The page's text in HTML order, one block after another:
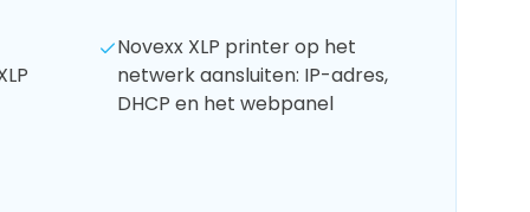
Novexx XLP printer op het
netwerk aansluiten: IP-adres,
DHCP en het webpanel